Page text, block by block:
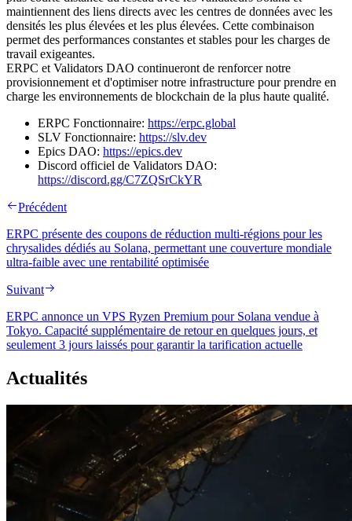
maintiennent des liens directs avec les centres de données avec les
densités les plus élevées et les plus élevées. Cette combinaison
permet des performances constantes et stables pour les charges de
travail exigeantes.
ERPC et Validators DAO continueront de renforcer notre
provisionnement et d'optimiser notre infrastructure pour prendre en
charge les environnements de blockchain de la plus haute qualité.
ERPC Fonctionnaire: https://erpc.global
SLV Fonctionnaire: https://slv.dev
Epics DAO: https://epics.dev
Discord officiel de Validators DAO:
https://discord.gg/C7ZQSrCkYR
Précédent
ERPC présente des coupons de réduction multi-régions pour les
chrysalides dédiés au Solana, permettant une couverture mondiale
ultra-faible avec une rentabilité optimisée
Suivant
ERPC annonce un VPS Ryzen Premium pour Solana vendue à
Tokyo. Capacité supplémentaire de retour en quelques jours, et
seulement 3 jours laissés pour garantir la tarification actuelle
Actualités